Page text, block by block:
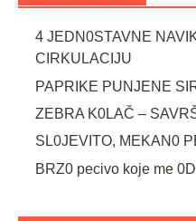
4 JEDN0STAVNE
CIRKULACIJU
PAPRIKE PUNJENE
ZEBRA K0LAČ –
SL0JEVITO, MEKAN0
BRZ0 pecivo koje me